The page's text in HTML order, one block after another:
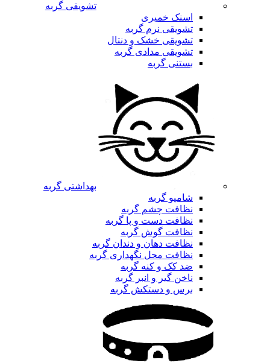
تشویقی گربه
اسنک خمیری
تشویقی نرم گربه
تشویقی خشک و دنتال
تشویقی مدادی گربه
بستنی گربه
بهداشتی گربه
شامپو گربه
نظافت چشم گربه
نظافت دست و پا گربه
نظافت گوش گربه
نظافت دهان و دندان گربه
نظافت محل نگهداری گربه
ضد کک و کنه گربه
ناخن گیر و انبر گربه
برس و دستکش گربه